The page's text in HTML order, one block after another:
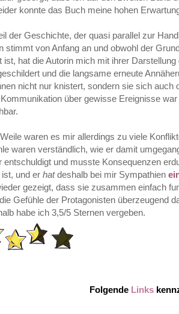
konnte das Buch meine hohen
der Geschichte, der quasi parallel zur
stimmt von Anfang an und obwohl der
ist, hat die Autorin mich mit ihrer
und die langsame erneute
nicht nur knistert, sondern sie sich
über gewisse Ereignisse
waren es mir allerdings zu viele
waren verständlich, wie er damit
entschuldigt und musste Konsequenzen
und er hatdeshalb bei mir Sympathien
gezeigt, dass sie zusammen einfach
Gefühle der Protagonisten überzeugend
habe ich 3,5/5 Sternen vergeben.
Folgende Links